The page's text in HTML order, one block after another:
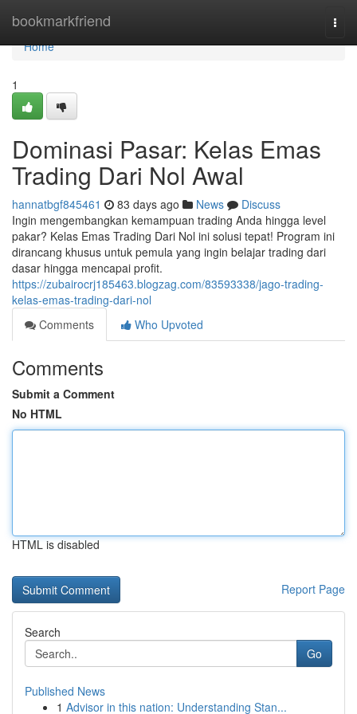
bookmarkfriend
Home
Home
1
Dominasi Pasar: Kelas Emas
Trading Dari Nol Awal
hannatbgf845461 83 days ago News
Discuss
Ingin mengembangkan kemampuan trading Anda hingga level
pakar? Kelas Emas Trading Dari Nol ini solusi tepat! Program ini
dirancang khusus untuk pemula yang ingin belajar trading dari
dasar hingga mencapai profit.
https://zubairocrj185463.blogzag.com/83593338/jago-trading-
kelas-emas-trading-dari-nol
Comments
Who Upvoted
Comments
Submit a Comment
No HTML
HTML is disabled
Report Page
Search
Go
Published News
1 Advisor in this nation: Understanding Stan...